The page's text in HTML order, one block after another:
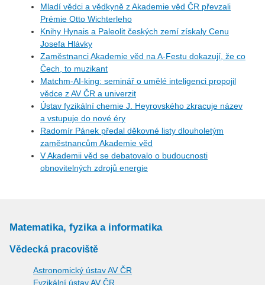
Mladí vědci a vědkyně z Akademie věd ČR převzali
Prémie Otto Wichterleho
Knihy Hynais a Paleolit českých zemí získaly Cenu
Josefa Hlávky
Zaměstnanci Akademie věd na A-Festu dokazují, že co
Čech, to muzikant
Matchm-AI-king: seminář o umělé inteligenci propojil
vědce z AV ČR a univerzit
Ústav fyzikální chemie J. Heyrovského zkracuje název
a vstupuje do nové éry
Radomír Pánek předal děkovné listy dlouholetým
zaměstnancům Akademie věd
V Akademii věd se debatovalo o budoucnosti
obnovitelných zdrojů energie
Matematika, fyzika a informatika
Vědecká pracoviště
Astronomický ústav AV ČR
Fyzikální ústav AV ČR